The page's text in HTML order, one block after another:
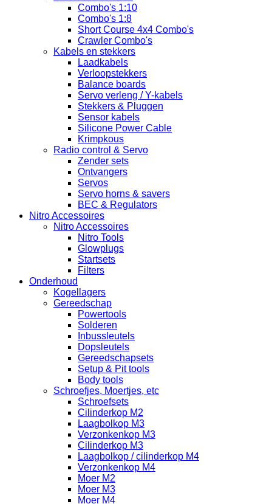
Combo's 1:10
Combo's 1:8
Short Course 4x4 Combo's
Crawler Combo's
Kabels en stekkers
Laadkabels
Verloopstekkers
Balance boards
Servo verleng / Y-kabels
Stekkers & Pluggen
Sensor kabels
Silicone Power Cable
Krimpkous
Radio control & Servo
Zender sets
Ontvangers
Servos
Servo horns & savers
BEC & Regulators
Nitro Accessoires
Nitro Accessoires
Nitro Tools
Glowplugs
Startsets
Filters
Onderhoud
Kogellagers
Gereedschap
Powertools
Solderen
Inbussleutels
Dopsleutels
Gereedschapsets
Setup & Pit tools
Body tools
Schroefjes, Moertjes, etc
Schroefsets
Cilinderkop M2
Laagbolkop M3
Verzonkenkop M3
Cilinderkop M3
Laagbolkop / cilinderkop M4
Verzonkenkop M4
Moer M2
Moer M3
Moer M4